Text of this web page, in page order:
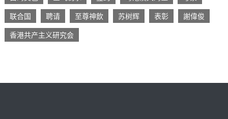
联合国
聘请 至尊神飲 苏树辉 表彰
謝偉俊
香港共产主义研究会